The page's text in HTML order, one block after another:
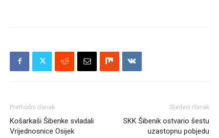
Prethodni članak
Košarkaši Šibenke svladali
Vrijednosnice Osijek
Sljedeći članak
SKK Šibenik ostvario šestu
uzastopnu pobjedu